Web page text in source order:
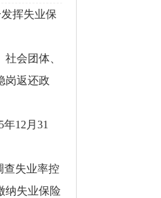
挥失业保
会团体、
岗返还政
12月31
查失业率控
纳失业保险